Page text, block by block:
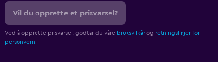
Vil du opprette et prisvarsel?
Ved å opprette prisvarsel, godtar du våre bruksvilkår og retningslinjer for
personvern.